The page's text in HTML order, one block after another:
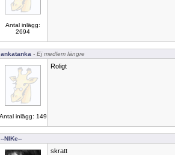
Antal inlägg:
2694
ankatanka - Ej medlem längre
Antal inlägg: 149
Roligt
--NIKe--
skratt